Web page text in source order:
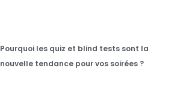
Pourquoi les quiz et blind tests sont la
nouvelle tendance pour vos soirées ?